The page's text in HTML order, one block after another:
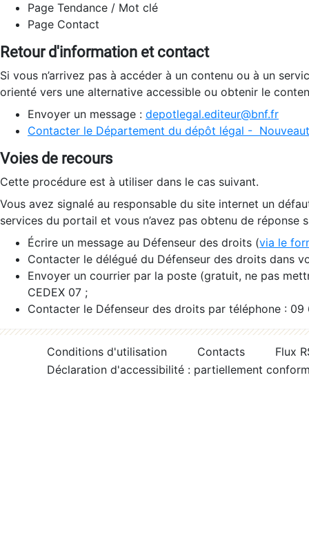
Page Tendance / Mot clé
Page Contact
Retour d'information et contact
Si vous n’arrivez pas à accéder à un contenu ou à un
orienté vers une alternative accessible ou obtenir le
Envoyer un message : depotlegal.editeur@bnf.fr
Contacter le Département du dépôt légal -
Voies de recours
Cette procédure est à utiliser dans le cas suivant.
Vous avez signalé au responsable du site internet un
services du portail et vous n’avez pas obtenu de réponse
Écrire un message au Défenseur des droits (via le
Contacter le délégué du Défenseur des droits dans
Envoyer un courrier par la poste (gratuit, ne pas
CEDEX 07 ;
Contacter le Défenseur des droits par téléphone :
Conditions d'utilisation Contacts
Flux
Déclaration d'accessibilité : partiellement